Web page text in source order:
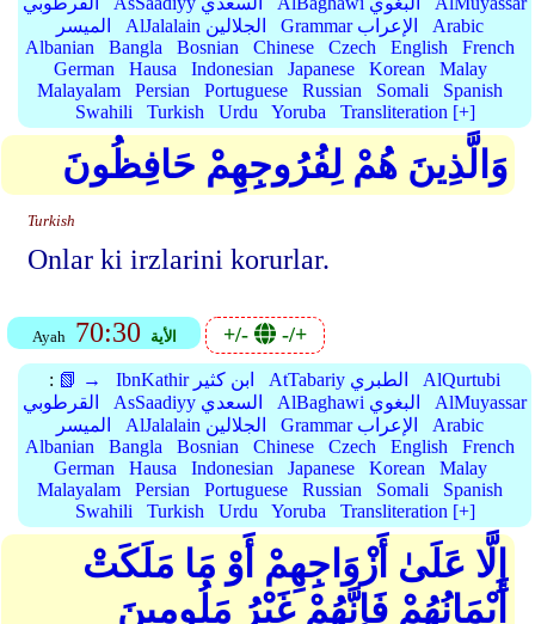
الميسر
AlJalalain الجلالين Grammar الإعراب
Arabic
Albanian
Bangla Bosnian Chinese Czech English
French
German
Hausa Indonesian Japanese Korean
Malay
Malayalam
Persian Portuguese Russian Somali
Spanish
Swahili
Turkish Urdu Yoruba Transliteration [+]
وَالَّذِينَ هُمْ لِفُرُوجِهِمْ حَافِظُونَ
Turkish
Onlar ki irzlarini korurlar.
Ayah 70:30 الأية +/- -/+
: 📗 → IbnKathir ابن كثير AtTabariy الطبري
AlQurtubi
القرطوبي
AsSaadiyy السعدي AlBaghawi البغوي
AlMuyassar
الميسر
AlJalalain الجلالين Grammar الإعراب
Arabic
Albanian
Bangla Bosnian Chinese Czech English
French
German
Hausa Indonesian Japanese Korean
Malay
Malayalam
Persian Portuguese Russian Somali
Spanish
Swahili
Turkish Urdu Yoruba Transliteration [+]
إِلَّا عَلَىٰ أَزْوَاجِهِمْ أَوْ مَا مَلَكَتْ
أَيْمَانُهُمْ فَإِنَّهُمْ غَيْرُ مَلُومِينَ